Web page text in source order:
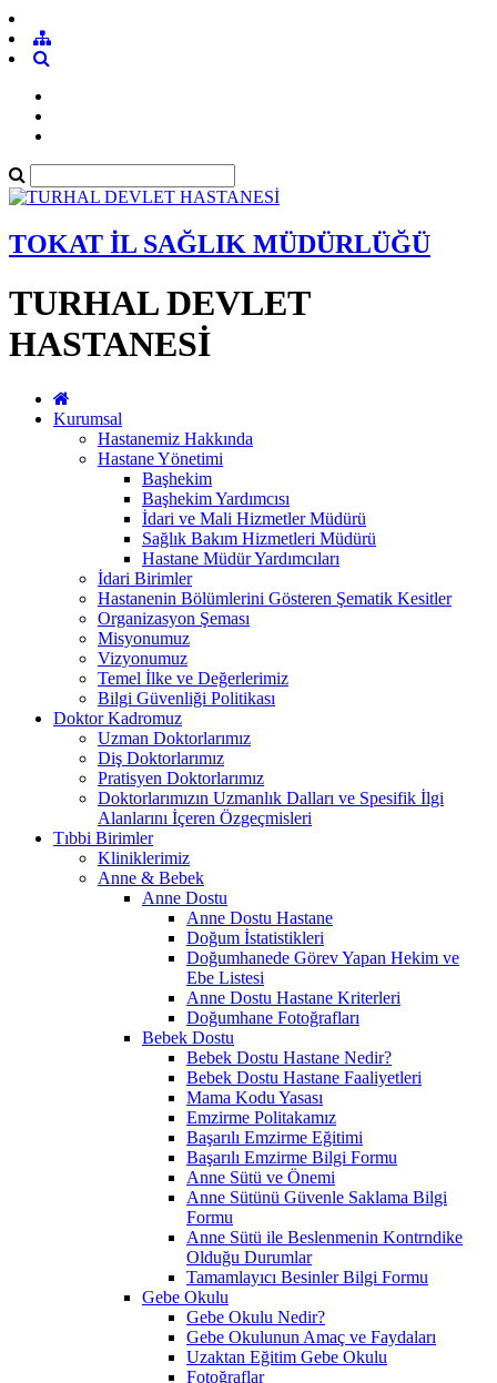
TOKAT İL SAĞLIK MÜDÜRLÜĞÜ
TURHAL DEVLET
HASTANESİ
Kurumsal
Hastanemiz Hakkında
Hastane Yönetimi
Başhekim
Başhekim Yardımcısı
İdari ve Mali Hizmetler Müdürü
Sağlık Bakım Hizmetleri Müdürü
Hastane Müdür Yardımcıları
İdari Birimler
Hastanenin Bölümlerini Gösteren Şematik Kesitler
Organizasyon Şeması
Misyonumuz
Vizyonumuz
Temel İlke ve Değerlerimiz
Bilgi Güvenliği Politikası
Doktor Kadromuz
Uzman Doktorlarımız
Diş Doktorlarımız
Pratisyen Doktorlarımız
Doktorlarımızın Uzmanlık Dalları ve Spesifik İlgi
Alanlarını İçeren Özgeçmisleri
Tıbbi Birimler
Kliniklerimiz
Anne & Bebek
Anne Dostu
Anne Dostu Hastane
Doğum İstatistikleri
Doğumhanede Görev Yapan Hekim ve
Ebe Listesi
Anne Dostu Hastane Kriterleri
Doğumhane Fotoğrafları
Bebek Dostu
Bebek Dostu Hastane Nedir?
Bebek Dostu Hastane Faaliyetleri
Mama Kodu Yasası
Emzirme Politakamız
Başarılı Emzirme Eğitimi
Başarılı Emzirme Bilgi Formu
Anne Sütü ve Önemi
Anne Sütünü Güvenle Saklama Bilgi
Formu
Anne Sütü ile Beslenmenin Kontrndike
Olduğu Durumlar
Tamamlayıcı Besinler Bilgi Formu
Gebe Okulu
Gebe Okulu Nedir?
Gebe Okulunun Amaç ve Faydaları
Uzaktan Eğitim Gebe Okulu
Fotoğraflar